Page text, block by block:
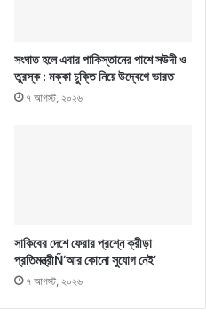
সংঘাত হলে এবার পাকিস্তানের পাশে সউদী ও
তুরস্ক : মক্কা চুক্তি নিয়ে উদ্বেগে ভারত
৭ আগস্ট, ২০২৬
সাকিবের দেশে ফেরার প্রশ্নে ক্রীড়া
প্রতিমন্ত্রীÑ‘আর কোনো সুযোগ নেই’
৭ আগস্ট, ২০২৬